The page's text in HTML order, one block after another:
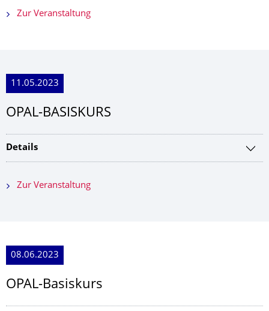
Zur Veranstaltung
11.05.2023
OPAL-BASISKURS
Details
Zur Veranstaltung
08.06.2023
OPAL-Basiskurs